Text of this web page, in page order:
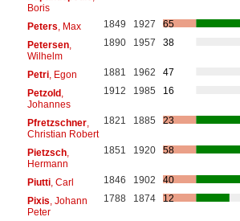
Boris
Peters , Max 1849 1927
65
Petersen,
Wilhelm
1890 1957 38
Petri, Egon 1881 1962
47
Petzold,
Johannes
1912 1985 16
Pfretzschner,
Christian Robert
1821 1885 23
Pietzsch,
Hermann
1851 1920 58
Piutti, Carl 1846 1902
40
Pixis , Johann
Peter
1788 1874 12